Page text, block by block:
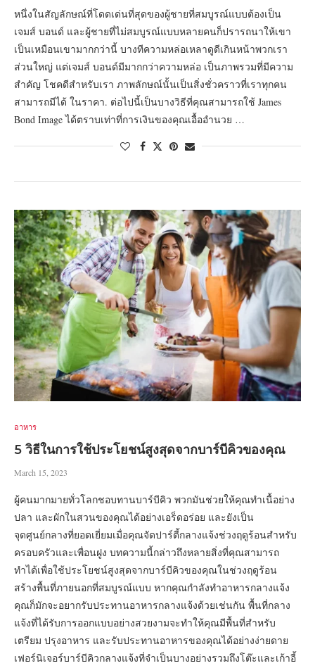
หนึ่งในสัญลักษณ์ที่โดดเด่นที่สุดของผู้ชายที่สมบูรณ์แบบต้องเป็น
เจมส์ บอนด์ และผู้ชายที่ไม่สมบูรณ์แบบหลายคนก็ปรารถนาให้เขา
เป็นเหมือนเขามากกว่านี้ บางทีความหล่อเหลาดูดีเกินหน้าพวกเรา
ส่วนใหญ่ แต่เจมส์ บอนด์มีมากกว่าความหล่อ เป็นภาพรวมที่มีความ
สำคัญ โชคดีสำหรับเรา ภาพลักษณ์นั้นเป็นสิ่งชั่วคราวที่เราทุกคน
สามารถมีได้ ในราคา. ต่อไปนี้เป็นบางวิธีที่คุณสามารถใช้ James
Bond Image ได้ตราบเท่าที่การเงินของคุณเอื้ออำนวย …
อาหาร
5 วิธีในการใช้ประโยชน์สูงสุดจากบาร์บีคิวของคุณ
March 15, 2023
ผู้คนมากมายทั่วโลกชอบทานบาร์บีคิว พวกมันช่วยให้คุณทำเนื้อย่าง
ปลา และผักในสวนของคุณได้อย่างเอร็ดอร่อย และยังเป็น
จุดศูนย์กลางที่ยอดเยี่ยมเมื่อคุณจัดปาร์ตี้กลางแจ้งช่วงฤดูร้อนสำหรับ
ครอบครัวและเพื่อนฝูง บทความนี้กล่าวถึงหลายสิ่งที่คุณสามารถ
ทำได้เพื่อใช้ประโยชน์สูงสุดจากบาร์บีคิวของคุณในช่วงฤดูร้อน
สร้างพื้นที่ภายนอกที่สมบูรณ์แบบ หากคุณกำลังทำอาหารกลางแจ้ง
คุณก็มักจะอยากรับประทานอาหารกลางแจ้งด้วยเช่นกัน พื้นที่กลาง
แจ้งที่ได้รับการออกแบบอย่างสวยงามจะทำให้คุณมีพื้นที่สำหรับ
เตรียม ปรุงอาหาร และรับประทานอาหารของคุณได้อย่างง่ายดาย
เฟอร์นิเจอร์บาร์บีคิวกลางแจ้งที่จำเป็นบางอย่างรวมถึงโต๊ะและเก้าอี้